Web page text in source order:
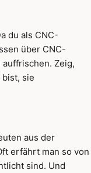
du als CNC-
über CNC-
Zeig,
sie
aus der
erfährt man so von
sind. Und